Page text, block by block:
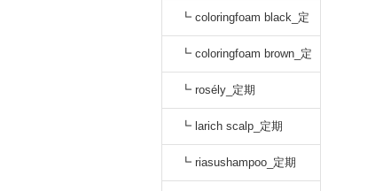
dr_定期
┗ coloringfoam black_定
期
┗ coloringfoam brown_定
期
┗ rosély_定期
┗ larich scalp_定期
┗ riasushampoo_定期